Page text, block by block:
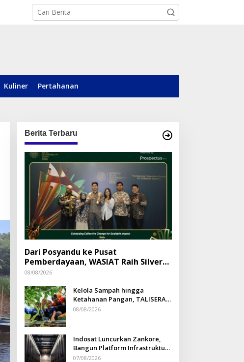
Kuliner Pertahanan
Berita Terbaru
Dari Posyandu ke Pusat
Pemberdayaan, WASIAT Raih Silver
ISRA 2026
08/08/2026
Kelola Sampah hingga
Ketahanan Pangan, TALISERA
Diguyur Penghargaan
08/08/2026
Indosat Luncurkan Zankore,
Bangun Platform Infrastruktur
AI Terbesar di Asia Tenggara
07/08/2026